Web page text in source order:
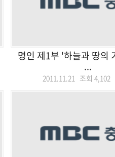
명인 제1부 '하늘과 땅의
...
2011.11.21 조회 4,102